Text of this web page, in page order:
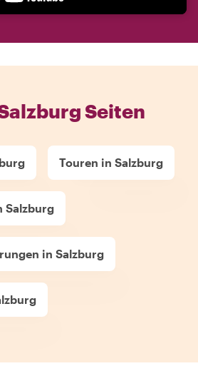
Seiten
Touren in Salzburg
Salzburg
in Salzburg